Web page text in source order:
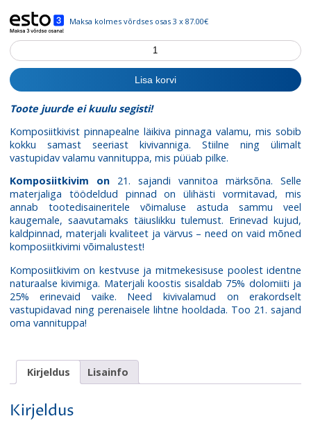
Maksa kolmes võrdses osas 3 x 87.00€
Kivivalamu
Aura
600
kogus
Lisa korvi
Toote juurde ei kuulu segisti!
Komposiitkivist pinnapealne läikiva pinnaga valamu, mis sobib
kokku samast seeriast kivivanniga. Stiilne ning ülimalt
vastupidav valamu vannituppa, mis püüab pilke.
Komposiitkivim on21. sajandi vannitoa märksõna. Selle
materjaliga töödeldud pinnad on ülihästi vormitavad, mis
annab tootedisaineritele võimaluse astuda sammu veel
kaugemale, saavutamaks täiuslikku tulemust. Erinevad kujud,
kaldpinnad, materjali kvaliteet ja värvus – need on vaid mõned
komposiitkivimi võimalustest!
Komposiitkivim on kestvuse ja mitmekesisuse poolest identne
naturaalse kivimiga. Materjali koostis sisaldab 75% dolomiiti ja
25% erinevaid vaike. Need kivivalamud on erakordselt
vastupidavad ning perenaisele lihtne hooldada. Too 21. sajand
oma vannituppa!
Kirjeldus Lisainfo
Kirjeldus